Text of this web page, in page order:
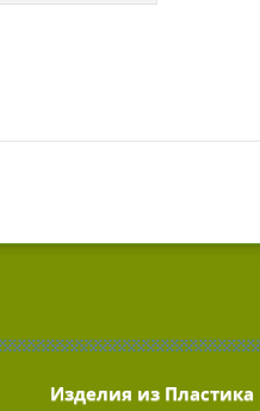
Изделия из Пластика